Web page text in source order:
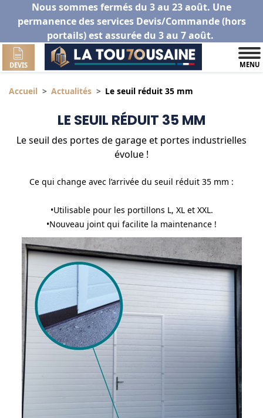
Nous sommes fermés du 3 au 23 août. Une
permanence des services Devis/Commande (hors
portails) est assurée du 3 au 7 août.
DEVIS MENU
Accueil Actualités Le seuil réduit 35 mm
LE SEUIL RÉDUIT 35 MM
Le seuil des portes de garage et portes industrielles
évolue !
Ce qui change avec l’arrivée du seuil réduit 35 mm :
•Utilisable pour les portillons L, XL et XXL.
•Nouveau joint qui facilite la maintenance !